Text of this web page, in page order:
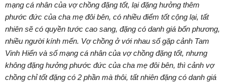
mạng cá nhân của vợ chồng đặng tốt, lại đặng hưởng thêm
phước đức của cha mẹ đôi bên, có nhiều điểm tốt cộng lại, tất
nhiên sẽ có quyền tước cao sang, đặng có danh giá bốn phương,
nhiều người kính mến. Vợ chồng ở với nhau số gặp cảnh Tam
Vinh Hiển và số mạng cá nhân của vợ chồng đặng tốt, nhưng
không đặng hưởng phước đức của cha mẹ đôi bên, thì cảnh vợ
chồng chỉ tốt đặng có 2 phần mà thôi, tất nhiên đặng có danh giá